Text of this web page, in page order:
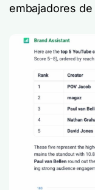
embajadores